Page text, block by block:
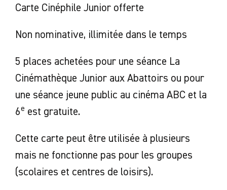
Carte Cinéphile Junior offerte
Non nominative, illimitée dans le temps
5 places achetées pour une séance La
Cinémathèque Junior aux Abattoirs ou pour
une séance jeune public au cinéma ABC et la
6e est gratuite.
Cette carte peut être utilisée à plusieurs
mais ne fonctionne pas pour les groupes
(scolaires et centres de loisirs).